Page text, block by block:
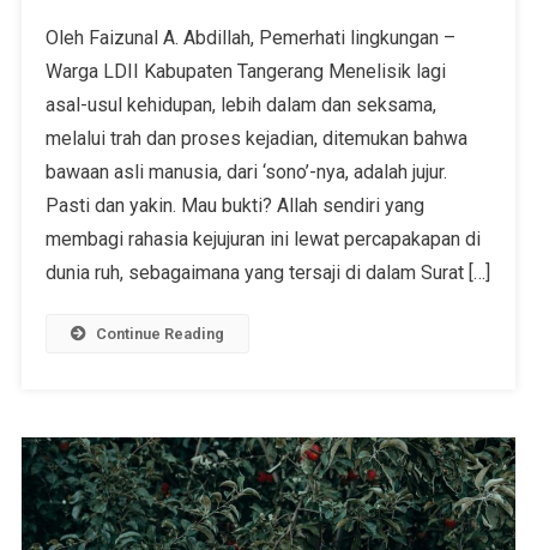
Oleh Faizunal A. Abdillah, Pemerhati lingkungan –
Warga LDII Kabupaten Tangerang Menelisik lagi
asal-usul kehidupan, lebih dalam dan seksama,
melalui trah dan proses kejadian, ditemukan bahwa
bawaan asli manusia, dari ‘sono’-nya, adalah jujur.
Pasti dan yakin. Mau bukti? Allah sendiri yang
membagi rahasia kejujuran ini lewat percapakapan di
dunia ruh, sebagaimana yang tersaji di dalam Surat […]
Continue Reading